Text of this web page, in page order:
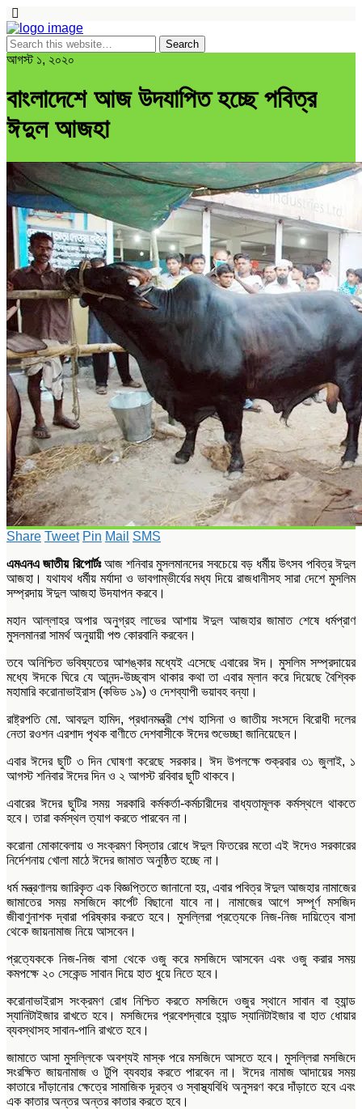
আগস্ট ১, ২০২০
বাংলাদেশে আজ উদযাপিত হচ্ছে পবিত্র
ঈদুল আজহা
Share Tweet Pin Mail SMS
এমএনএ জাতীয় রিপোর্টঃআজ শনিবার মুসলমানদের সবচেয়ে বড় ধর্মীয় উৎসব পবিত্র ঈদুল
আজহা। যথাযথ ধর্মীয় মর্যাদা ও ভাবগাম্ভীর্যের মধ্য দিয়ে রাজধানীসহ সারা দেশে মুসলিম
সম্প্রদায় ঈদুল আজহা উদযাপন করবে।
মহান আল্লাহর অপার অনুগ্রহ লাভের আশায় ঈদুল আজহার জামাত শেষে ধর্মপ্রাণ
মুসলমানরা সামর্থ অনুয়ায়ী পশু কোরবানি করবেন।
তবে অনিশ্চিত ভবিষ্যতের আশঙ্কার মধ্যেই এসেছে এবারের ঈদ। মুসলিম সম্প্রদায়ের
মধ্যে ঈদকে ঘিরে যে আনন্দ-উচ্ছ্বাস থাকার কথা তা এবার ম্লান করে দিয়েছে বৈশ্বিক
মহামারি করোনাভাইরাস (কভিড ১৯) ও দেশব্যাপী ভয়াবহ বন্যা।
রাষ্ট্রপতি মো. আবদুল হামিদ, প্রধানমন্ত্রী শেখ হাসিনা ও জাতীয় সংসদে বিরোধী দলের
নেতা রওশন এরশাদ পৃথক বাণীতে দেশবাসীকে ঈদের শুভেচ্ছা জানিয়েছেন।
এবার ঈদের ছুটি ৩ দিন ঘোষণা করেছে সরকার। ঈদ উপলক্ষে শুক্রবার ৩১ জুলাই, ১
আগস্ট শনিবার ঈদের দিন ও ২ আগস্ট রবিবার ছুটি থাকবে।
এবারের ঈদের ছুটির সময় সরকারি কর্মকর্তা-কর্মচারীদের বাধ্যতামূলক কর্মস্থলে থাকতে
হবে। তারা কর্মস্থল ত্যাগ করতে পারবেন না।
করোনা মোকাবেলায় ও সংক্রমণ বিস্তার রোধে ঈদুল ফিতরের মতো এই ঈদেও সরকারের
নির্দেশনায় খোলা মাঠে ঈদের জামাত অনুষ্ঠিত হচ্ছে না।
ধর্ম মন্ত্রণালয় জারিকৃত এক বিজ্ঞপ্তিতে জানানো হয়, এবার পবিত্র ঈদুল আজহার নামাজের
জামাতের সময় মসজিদে কার্পেট বিছানো যাবে না। নামাজের আগে সম্পূর্ণ মসজিদ
জীবাণুনাশক দ্বারা পরিষ্কার করতে হবে। মুসল্লিরা প্রত্যেকে নিজ-নিজ দায়িত্বে বাসা
থেকে জায়নামাজ নিয়ে আসবেন।
প্রত্যেককে নিজ-নিজ বাসা থেকে ওজু করে মসজিদে আসবেন এবং ওজু করার সময়
কমপক্ষে ২০ সেকেন্ড সাবান দিয়ে হাত ধুয়ে নিতে হবে।
করোনাভাইরাস সংক্রমণ রোধ নিশ্চিত করতে মসজিদে ওজুর স্থানে সাবান বা হ্যান্ড
স্যানিটাইজার রাখতে হবে। মসজিদের প্রবেশদ্বারে হ্যান্ড স্যানিটাইজার বা হাত ধোয়ার
ব্যবস্থাসহ সাবান-পানি রাখতে হবে।
জামাতে আসা মুসল্লিকে অবশ্যই মাস্ক পরে মসজিদে আসতে হবে। মুসল্লিরা মসজিদে
সংরক্ষিত জায়নামাজ ও টুপি ব্যবহার করতে পারবেন না। ঈদের নামাজ আদায়ের সময়
কাতারে দাঁড়ানোর ক্ষেত্রে সামাজিক দূরত্ব ও স্বাস্থ্যবিধি অনুসরণ করে দাঁড়াতে হবে এবং
এক কাতার অন্তর অন্তর কাতার করতে হবে।